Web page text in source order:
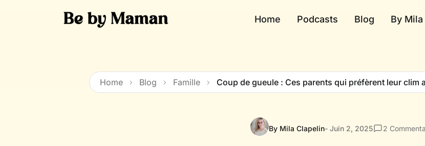
Home Podcasts Blog By Mila
Home Blog Famille Coup de gueule : Ces parents qui préfèrent leur clim
By Mila Clapelin- Juin 2, 2025 2